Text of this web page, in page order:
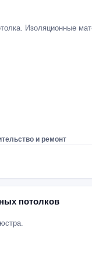
Изоляционные
и ремонт
потолков